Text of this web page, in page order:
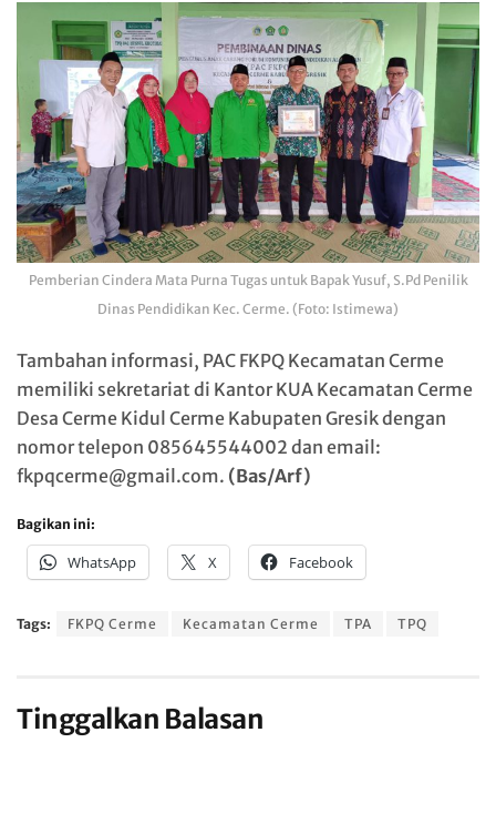
Pemberian Cindera Mata Purna Tugas untuk Bapak Yusuf, S.Pd Penilik
Dinas Pendidikan Kec. Cerme. (Foto: Istimewa)
Tambahan informasi, PAC FKPQ Kecamatan Cerme
memiliki sekretariat di Kantor KUA Kecamatan Cerme
Desa Cerme Kidul Cerme Kabupaten Gresik dengan
nomor telepon 085645544002 dan email:
fkpqcerme@gmail.com. (Bas/Arf)
Bagikan ini:
WhatsApp X Facebook
Tags: FKPQ Cerme Kecamatan Cerme TPA TPQ
Tinggalkan Balasan